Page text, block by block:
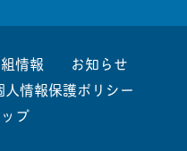
情報
お知らせ
人情報保護ポリシー
プ